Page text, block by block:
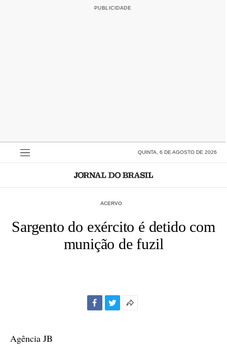
QUINTA, 6 DE AGOSTO DE 2026
ACERVO
Sargento do exército é detido com
munição de fuzil
Agência JB